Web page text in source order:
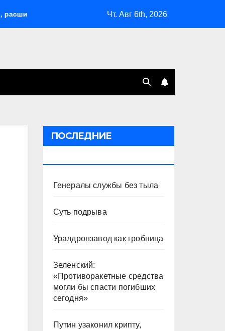
депортаций и сделал героем Ковальчука-
Чт. Авг 6th, 2026
ПОСЛЕДНИЕ
Генералы службы без тыла
Суть подрыва
Уралдронзавод как гробница
Зеленский:
«Противоракетные средства
могли бы спасти погибших
сегодня»
Путин узаконил крипту,